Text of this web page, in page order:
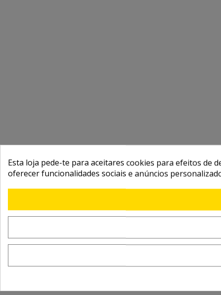
Esta loja pede-te para aceitares cookies para efeitos de
oferecer funcionalidades sociais e anúncios